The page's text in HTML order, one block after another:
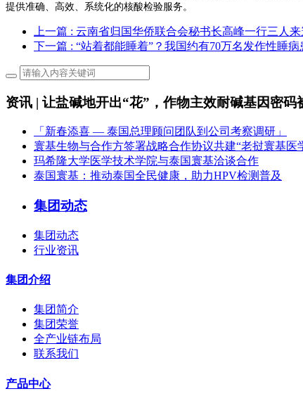
提供准确、高效、系统化的核酸检验服务。
上一篇 : ​云南省归国华侨联合会秘书长高峰一行三人
下一篇 : “站着都能睡着”？我国约有70万名发作性睡病
资讯 | 让盐碱地开出“花”，作物主效耐碱基因密码
「新春添喜 — 泰国总理顾问团队到公司考察调研」
寰基生物与合作方签署战略合作协议共建“老挝寰基医
玛希隆大学医学技术学院与泰国寰基洽谈合作
泰国寰基：推动泰国全民健康，助力HPV检测普及
集团动态
集团动态
行业资讯
集团介绍
集团简介
集团荣誉
全产业链布局
联系我们
产品中心